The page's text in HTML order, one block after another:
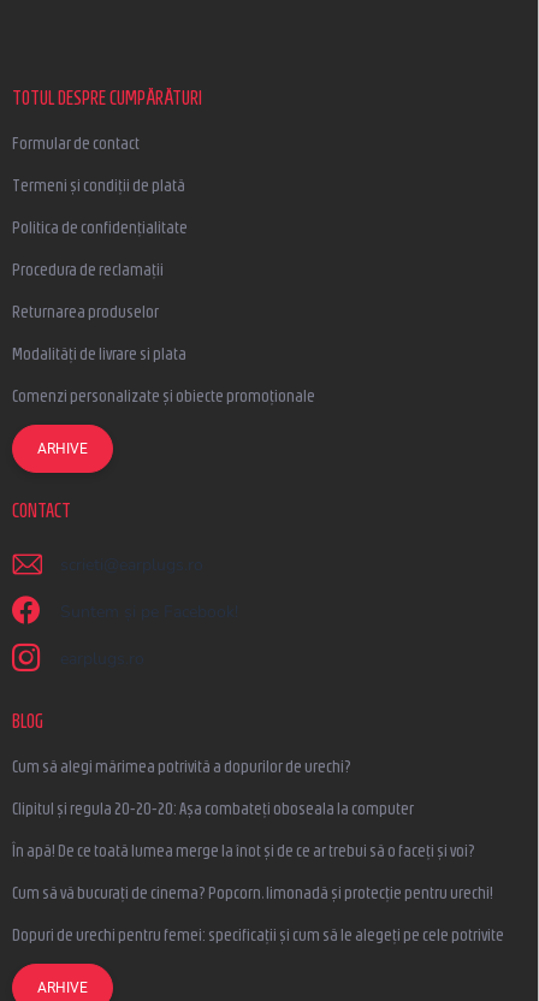
TOTUL DESPRE CUMPĂRĂTURI
Formular de contact
Termeni și condiții de plată
Politica de confidențialitate
Procedura de reclamații
Returnarea produselor
Modalități de livrare si plata
Comenzi personalizate și obiecte promoționale
ARHIVE
CONTACT
scrieti @ earplugs.ro
Suntem și pe Facebook!
earplugs.ro
BLOG
Cum să alegi mărimea potrivită a dopurilor de urechi?
Clipitul și regula 20-20-20: Așa combateți oboseala la computer
În apă! De ce toată lumea merge la înot și de ce ar trebui să o faceți și voi?
Cum să vă bucurați de cinema? Popcorn, limonadă și protecție pentru urechi!
Dopuri de urechi pentru femei: specificații și cum să le alegeți pe cele potrivite
ARHIVE